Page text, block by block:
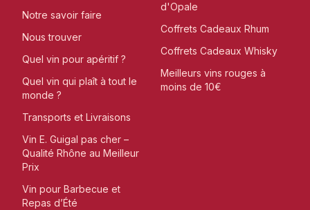
Notre savoir faire
Nous trouver
Quel vin pour apéritif ?
Quel vin qui plaît à tout le
monde ?
Transports et Livraisons
Vin E. Guigal pas cher –
Qualité Rhône au Meilleur
Prix
Vin pour Barbecue et
Repas d’Été
d'Opale
Coffrets Cadeaux Rhum
Coffrets Cadeaux Whisky
Meilleurs vins rouges à
moins de 10€